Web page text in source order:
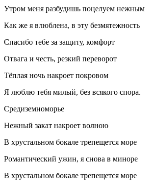
Утром меня разбудишь поцелуем нежным
Как же я влюблена, в эту безмятежность
Спасибо тебе за защиту, комфорт
Отвага и честь, резкий переворот
Тёплая ночь накроет покровом
Я люблю тебя милый, без всякого спора.
Средиземноморье
Нежный закат накроет волною
В хрустальном бокале трепещется море
Романтический ужин, я снова в миноре
В хрустальном бокале трепещется море